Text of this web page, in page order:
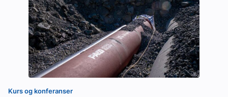
Kurs og konferanser